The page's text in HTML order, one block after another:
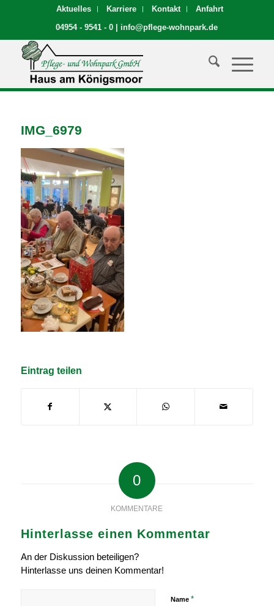
Aktuelles Karriere Kontakt
Anfahrt
04954 - 9541 - 0
info@pflege-wohnpark.de
IMG_6979
Eintrag teilen
0
KOMMENTARE
Hinterlasse einen Kommentar
An der Diskussion beteiligen?
Hinterlasse uns deinen Kommentar!
Name *